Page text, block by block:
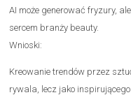
AI może generować fryzury,
sercem branży beauty.
Wnioski:
Kreowanie trendów przez
rywala, lecz jako